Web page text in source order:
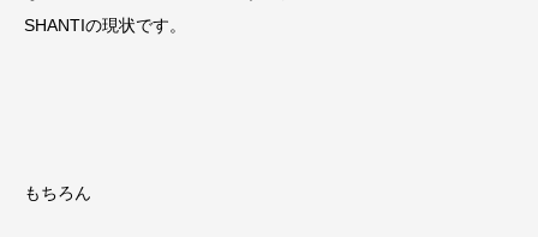
SHANTIの現状です。
もちろん